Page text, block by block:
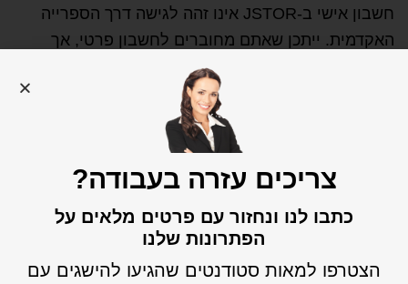
חשבון אישי ב-JSTOR אינו זהה לגישה דרך הספרייה
האקדמית. ייתכן שאתם מחוברים לחשבון פרטי, אך
לא מחוברים למנוי של האוניברסיטה או המכללה.
הפתרון הוא להתחבר דרך אתר הספרייה, דרך קישור
גישה מרחוק או באמצעות פרטי ההזדהות של
צריכים עזרה בעבודה?
כתבו לנו ונחזור עם פרטים מלאים על
הפתרונות שלנו
הצטרפו למאות סטודנטים שהגיעו להישגים עם